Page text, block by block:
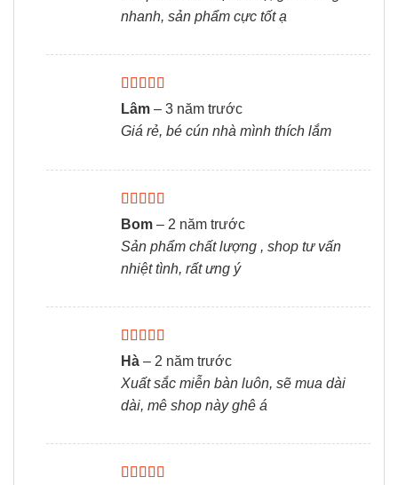
nhanh, sản phẩm cực tốt ạ
Được xếp
hạng
5 sao
Lâm – 3 năm trước
Giá rẻ, bé cún nhà mình thích lắm
Được xếp
hạng5 5 sao
Bom – 2 năm trước
Sản phẩm chất lượng , shop tư vấn
nhiệt tình, rất ưng ý
Được xếp
hạng
55 sao
Hà – 2 năm trước
Xuất sắc miễn bàn luôn, sẽ mua dài
dài, mê shop này ghê á